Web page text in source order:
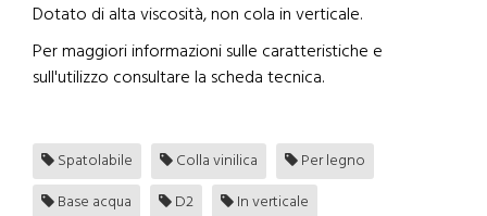
Dotato di alta viscosità, non cola in verticale.
Per maggiori informazioni sulle caratteristiche e
sull'utilizzo consultare la scheda tecnica.
Spatolabile Colla vinilica
Per legno
Base acqua
D2 In verticale